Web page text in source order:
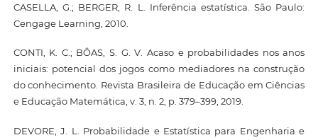
CASELLA, G.; BERGER, R. L. Inferência estatística. São Paulo:
Cengage Learning, 2010.
CONTI, K. C.; BÔAS, S. G. V. Acaso e probabilidades nos anos
iniciais: potencial dos jogos como mediadores na construção
do conhecimento. Revista Brasileira de Educação em Ciências
e Educação Matemática, v. 3, n. 2, p. 379–399, 2019.
DEVORE, J. L. Probabilidade e Estatística para Engenharia e